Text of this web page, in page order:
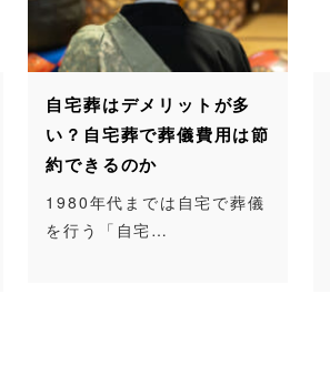
自宅葬はデメリットが多
い？自宅葬で葬儀費用は節
約できるのか
1980年代までは自宅で葬儀
を行う「自宅…